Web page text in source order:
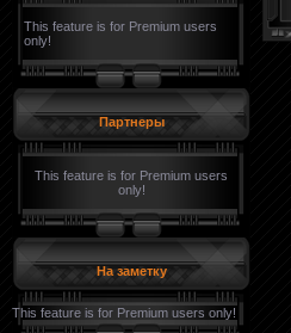
This feature is for Premium users
only!
Партнеры
This feature is for Premium users
only!
На заметку
This feature is for Premium users only!